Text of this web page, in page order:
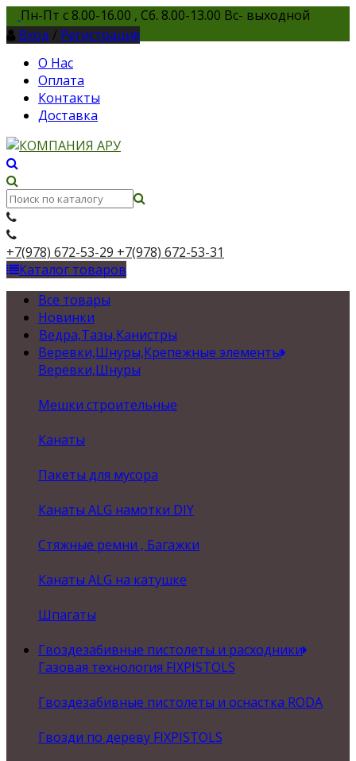
Пн-Пт с 8.00-16.00 , Сб. 8.00-13.00 Вс- выходной
Вход / Регистрация
О Нас
Оплата
Контакты
Доставка
+7(978) 672-53-29 +7(978) 672-53-31
Каталог товаров
Все товары
Новинки
Ведра,Тазы,Канистры
Веревки,Шнуры,Крепежные элементы
Веревки,Шнуры
Мешки строительные
Канаты
Пакеты для мусора
Канаты ALG намотки DIY
Стяжные ремни , Багажки
Канаты ALG на катушке
Шпагаты
Гвоздезабивные пистолеты и расходники
Газовая технология FIXPISTOLS
Гвоздезабивные пистолеты и оснастка RODA
Гвозди по дереву FIXPISTOLS